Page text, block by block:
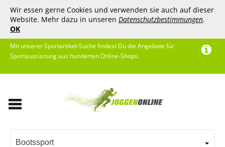
Wir essen gerne Cookies und verwenden sie auch auf dieser
Website. Mehr dazu in unseren Datenschutzbestimmungen.
OK
Mit unserer Sportartikel-Suche findest Du die Angebote für
Sportausrüstung aus hunderten Online-Shops.
Bootssport